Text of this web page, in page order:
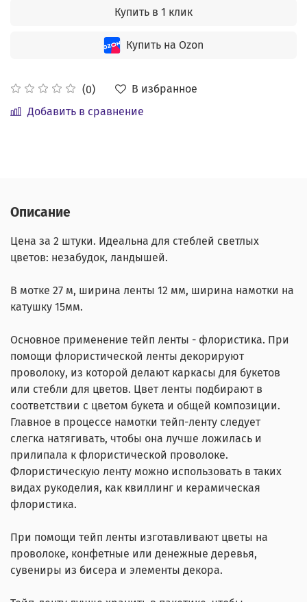
(0)
В избранное
Добавить в сравнение
Купить в 1 клик
Купить на Ozon
Описание
Цена за 2 штуки. Идеальна для стеблей светлых
цветов: незабудок, ландышей.
В мотке 27 м, ширина ленты 12 мм, ширина намотки на
катушку 15мм.
Основное применение тейп ленты - флористика. При
помощи флористической ленты декорируют
проволоку, из которой делают каркасы для букетов
или стебли для цветов. Цвет ленты подбирают в
соответствии с цветом букета и общей композиции.
Главное в процессе намотки тейп-ленту следует
слегка натягивать, чтобы она лучше ложилась и
прилипала к флористической проволоке.
Флористическую ленту можно использовать в таких
видах рукоделия, как квиллинг и керамическая
флористика.
При помощи тейп ленты изготавливают цветы на
проволоке, конфетные или денежные деревья,
сувениры из бисера и элементы декора.